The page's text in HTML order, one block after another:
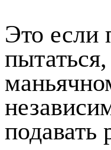
Это если
подавать